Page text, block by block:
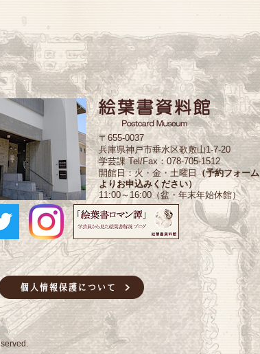
〒655-0037
兵庫県神戸市垂水区歌敷山1-7-20
学芸課 Tel/Fax：078-705-1512
開館日：火・金・土曜日 （予約フォーム
よりお申込みください）
11:00～16:00（盆・年末年始休館）